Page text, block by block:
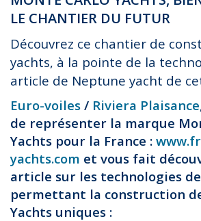
LE CHANTIER DU FUTUR
Découvrez ce chantier de
yachts, à la pointe de la
article de Neptune yacht de
Euro-voiles / Riviera Plaisance
de représenter la marque
Yachts pour la France :
yachts.com et vous fait
article sur les technologies
permettant la construction
Yachts uniques :